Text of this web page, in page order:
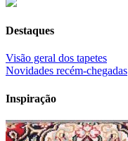
Destaques
Visão geral dos tapetes
Novidades recém-chegadas
Inspiração